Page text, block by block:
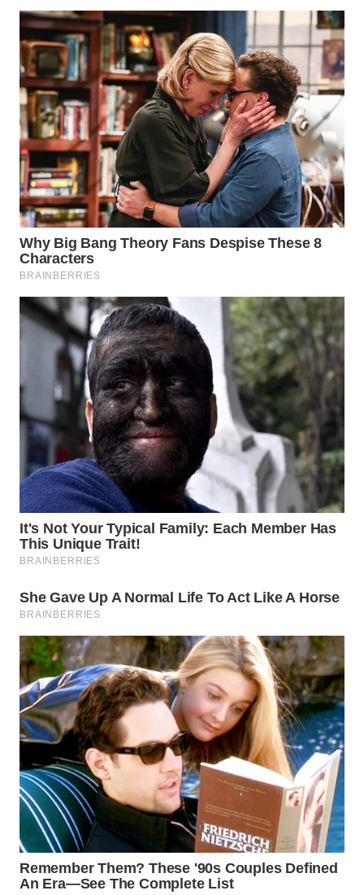
WN
NATUNA
WN
BINTAN
WN
MANDALIKA
WN
LIKUPANG
WN
LABUANBAJO
WN
BORNEO
Media
Group
WAHANA
NEWS
WAHANA
TANI
ADVOKAT
WAHANA
INFRASTRUKTUR
WAHANA
KONSUMEN
WAHANA
LISTRIK
WAHANA
TRAVEL
WAHANA